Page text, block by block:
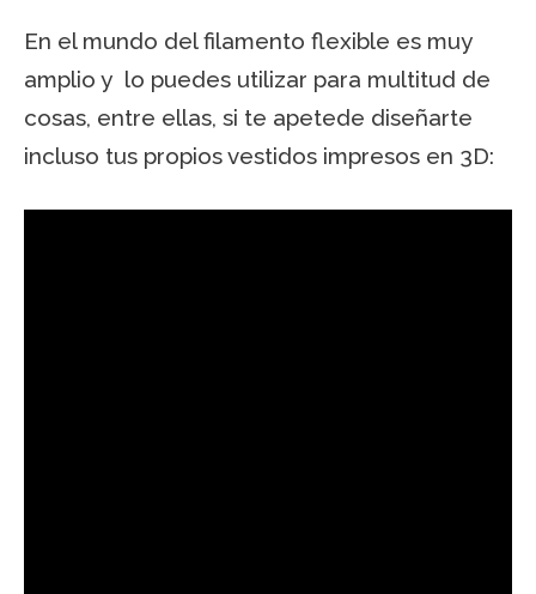
En el mundo del filamento flexible es muy
amplio y lo puedes utilizar para multitud de
cosas, entre ellas, si te apetede diseñarte
incluso tus propios vestidos impresos en 3D: